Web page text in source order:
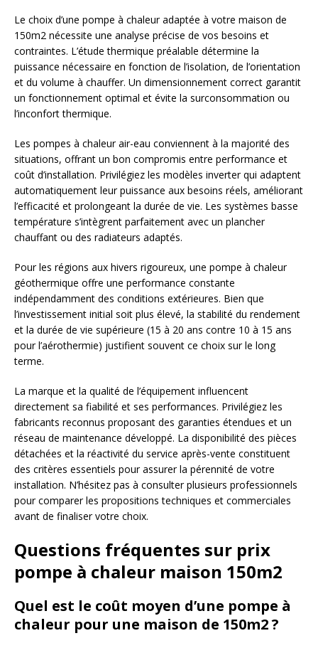
Le choix d’une pompe à chaleur adaptée à votre maison de
150m2 nécessite une analyse précise de vos besoins et
contraintes. L’étude thermique préalable détermine la
puissance nécessaire en fonction de l’isolation, de l’orientation
et du volume à chauffer. Un dimensionnement correct garantit
un fonctionnement optimal et évite la surconsommation ou
l’inconfort thermique.
Les pompes à chaleur air-eau conviennent à la majorité des
situations, offrant un bon compromis entre performance et
coût d’installation. Privilégiez les modèles inverter qui adaptent
automatiquement leur puissance aux besoins réels, améliorant
l’efficacité et prolongeant la durée de vie. Les systèmes basse
température s’intègrent parfaitement avec un plancher
chauffant ou des radiateurs adaptés.
Pour les régions aux hivers rigoureux, une pompe à chaleur
géothermique offre une performance constante
indépendamment des conditions extérieures. Bien que
l’investissement initial soit plus élevé, la stabilité du rendement
et la durée de vie supérieure (15 à 20 ans contre 10 à 15 ans
pour l’aérothermie) justifient souvent ce choix sur le long
terme.
La marque et la qualité de l’équipement influencent
directement sa fiabilité et ses performances. Privilégiez les
fabricants reconnus proposant des garanties étendues et un
réseau de maintenance développé. La disponibilité des pièces
détachées et la réactivité du service après-vente constituent
des critères essentiels pour assurer la pérennité de votre
installation. N’hésitez pas à consulter plusieurs professionnels
pour comparer les propositions techniques et commerciales
avant de finaliser votre choix.
Questions fréquentes sur prix
pompe à chaleur maison 150m2
Quel est le coût moyen d’une pompe à
chaleur pour une maison de 150m2 ?